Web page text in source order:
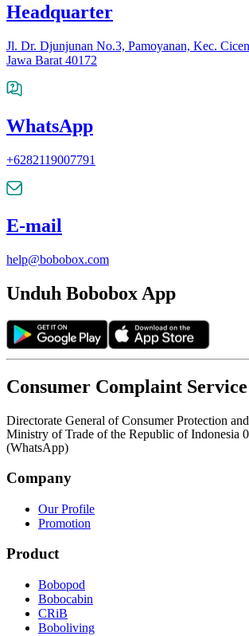
Headquarter
Jl. Dr. Djunjunan No.3, Pamoyanan, Kec.
Jawa Barat 40172
WhatsApp
+6282119007791
E-mail
help@bobobox.com
Unduh Bobobox App
Consumer Complaint Service
Directorate General of Consumer Protection
Ministry of Trade of the Republic of Indonesia
(WhatsApp)
Company
Our Profile
Promotion
Product
Bobopod
Bobocabin
CRiB
Boboliving